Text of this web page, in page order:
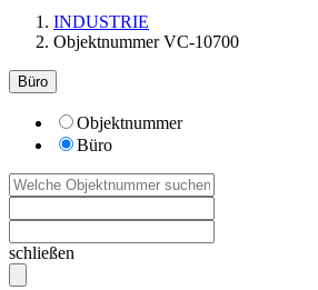
INDUSTRIE
Objektnummer VC-10700
Büro
Objektnummer
Büro
schließen